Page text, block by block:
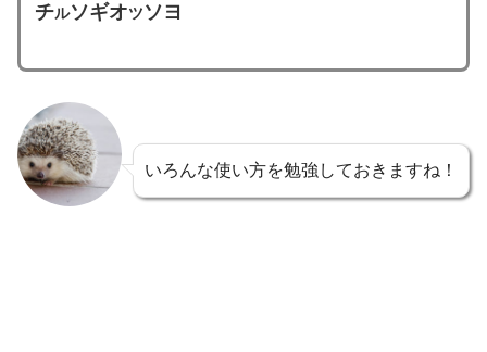
チルソギオツソヨ
いろんな使い方を勉強しておきますね！